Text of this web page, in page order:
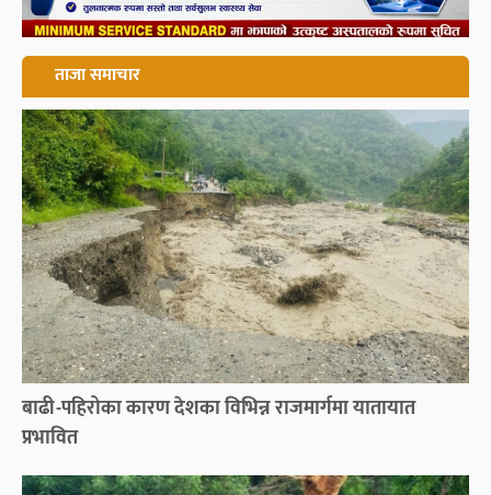
ताजा समाचार
बाढी-पहिरोका कारण देशका विभिन्न राजमार्गमा यातायात
प्रभावित